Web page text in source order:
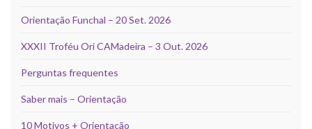
Orientação Funchal – 20 Set. 2026
XXXII Troféu Ori CAMadeira – 3 Out. 2026
Perguntas frequentes
Saber mais – Orientação
10 Motivos + Orientação